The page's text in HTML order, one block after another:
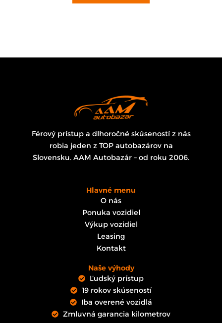
Férový prístup a dlhoročné skúseností z nás
robia jeden z TOP autobazárov na
Slovensku. AAM Autobazár – od roku 2006.
Hlavné menu
O nás
Ponuka vozidiel
Výkup vozidiel
Leasing
Kontakt
Naše výhody
Ľudský prístup
19 rokov skúseností
Iba overené vozidlá
Zmluvná garancia kilometrov